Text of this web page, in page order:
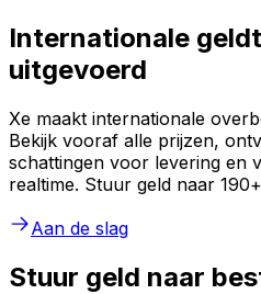
Internationale
uitgevoerd
Xe maakt internationale
Bekijk vooraf alle prijzen,
schattingen voor levering en
realtime. Stuur geld naar
Aan de slag
Stuur geld naar